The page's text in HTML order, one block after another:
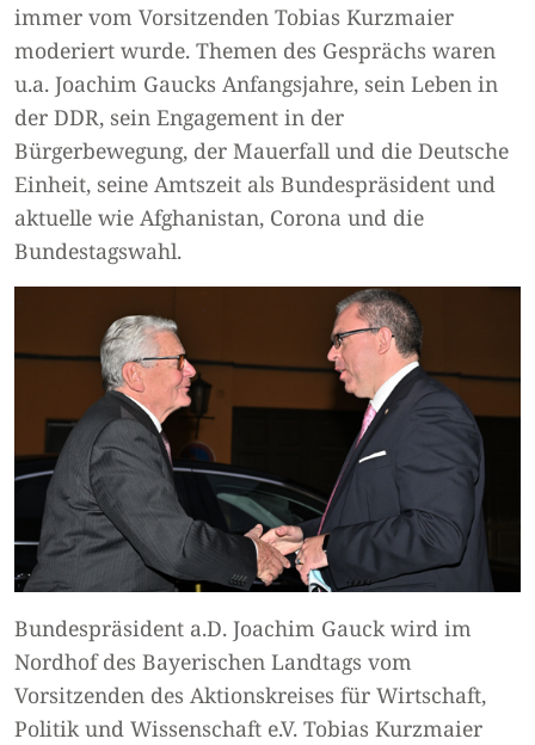
immer vom Vorsitzenden Tobias Kurzmaier
moderiert wurde. Themen des Gesprächs waren
u.a. Joachim Gaucks Anfangsjahre, sein Leben in
der DDR, sein Engagement in der
Bürgerbewegung, der Mauerfall und die Deutsche
Einheit, seine Amtszeit als Bundespräsident und
aktuelle wie Afghanistan, Corona und die
Bundestagswahl.
Bundespräsident a.D. Joachim Gauck wird im
Nordhof des Bayerischen Landtags vom
Vorsitzenden des Aktionskreises für Wirtschaft,
Politik und Wissenschaft e.V. Tobias Kurzmaier